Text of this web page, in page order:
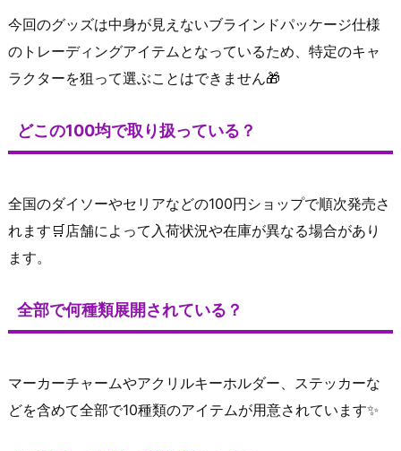
今回のグッズは中身が見えないブラインドパッケージ仕様
のトレーディングアイテムとなっているため、特定のキャ
ラクターを狙って選ぶことはできません🎁
どこの100均で取り扱っている？
全国のダイソーやセリアなどの100円ショップで順次発売さ
れます🛒店舗によって入荷状況や在庫が異なる場合があり
ます。
全部で何種類展開されている？
マーカーチャームやアクリルキーホルダー、ステッカーな
どを含めて全部で10種類のアイテムが用意されています✨